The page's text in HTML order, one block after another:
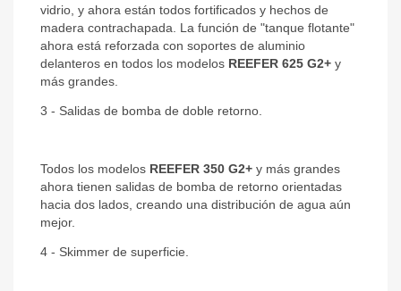
vidrio, y ahora están todos fortificados y hechos de
madera contrachapada. La función de "tanque flotante"
ahora está reforzada con soportes de aluminio
delanteros en todos los modelos REEFER 625 G2+ y
más grandes.
3 - Salidas de bomba de doble retorno.
Todos los modelos REEFER 350 G2+ y más grandes
ahora tienen salidas de bomba de retorno orientadas
hacia dos lados, creando una distribución de agua aún
mejor.
4 - Skimmer de superficie.